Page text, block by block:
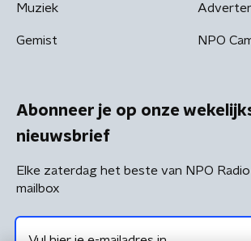
Muziek
Gemist NPO
Abonneer je op onze
nieuwsbrief
Elke zaterdag het beste van NPO
mailbox